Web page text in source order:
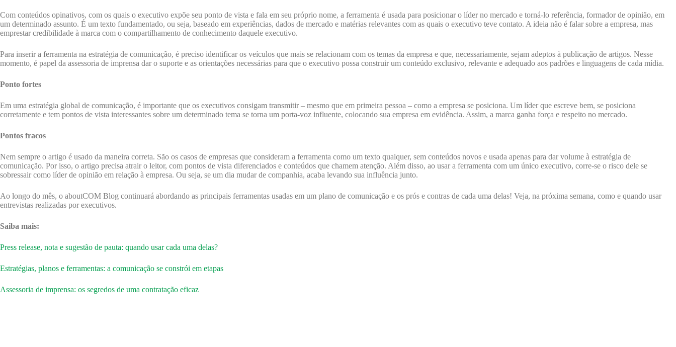
Com conteúdos opinativos, com os quais o executivo expõe seu ponto de vista e fala em seu próprio nome, a ferramenta é usada para posicionar o líder no mercado e torná-lo referência, formador de opinião, em
um determinado assunto. É um texto fundamentado, ou seja, baseado em experiências, dados de mercado e matérias relevantes com as quais o executivo teve contato. A ideia não é falar sobre a empresa, mas
emprestar credibilidade à marca com o compartilhamento de conhecimento daquele executivo.
Para inserir a ferramenta na estratégia de comunicação, é preciso identificar os veículos que mais se relacionam com os temas da empresa e que, necessariamente, sejam adeptos à publicação de artigos. Nesse
momento, é papel da assessoria de imprensa dar o suporte e as orientações necessárias para que o executivo possa construir um conteúdo exclusivo, relevante e adequado aos padrões e linguagens de cada mídia.
Ponto fortes
Em uma estratégia global de comunicação, é importante que os executivos consigam transmitir – mesmo que em primeira pessoa – como a empresa se posiciona. Um líder que escreve bem, se posiciona
corretamente e tem pontos de vista interessantes sobre um determinado tema se torna um porta-voz influente, colocando sua empresa em evidência. Assim, a marca ganha força e respeito no mercado.
Pontos fracos
Nem sempre o artigo é usado da maneira correta. São os casos de empresas que consideram a ferramenta como um texto qualquer, sem conteúdos novos e usada apenas para dar volume à estratégia de
comunicação. Por isso, o artigo precisa atrair o leitor, com pontos de vista diferenciados e conteúdos que chamem atenção. Além disso, ao usar a ferramenta com um único executivo, corre-se o risco dele se
sobressair como líder de opinião em relação à empresa. Ou seja, se um dia mudar de companhia, acaba levando sua influência junto.
Ao longo do mês, o aboutCOM Blog continuará abordando as principais ferramentas usadas em um plano de comunicação e os prós e contras de cada uma delas! Veja, na próxima semana, como e quando usar
entrevistas realizadas por executivos.
Saiba mais:
Press release, nota e sugestão de pauta: quando usar cada uma delas?
Estratégias, planos e ferramentas: a comunicação se constrói em etapas
Assessoria de imprensa: os segredos de uma contratação eficaz